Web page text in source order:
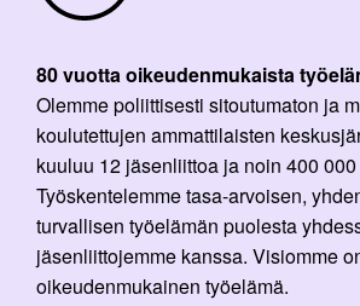
80 vuotta oikeudenmukaista
Olemme poliittisesti sitoutumaton ja
koulutettujen ammattilaisten
kuuluu 12 jäsenliittoa ja noin 400
Työskentelemme tasa-arvoisen,
turvallisen työelämän puolesta
jäsenliittojemme kanssa. Visiomme
oikeudenmukainen työelämä.